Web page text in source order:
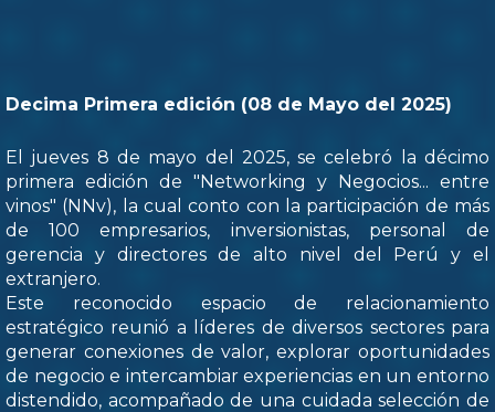
Decima Primera edición (08 de Mayo del 2025)
El jueves 8 de mayo del 2025, se celebró la décimo
primera edición de "Networking y Negocios... entre
vinos" (NNv), la cual conto con la participación de más
de 100 empresarios, inversionistas, personal de
gerencia y directores de alto nivel del Perú y el
extranjero.
Este reconocido espacio de relacionamiento
estratégico reunió a líderes de diversos sectores para
generar conexiones de valor, explorar oportunidades
de negocio e intercambiar experiencias en un entorno
distendido, acompañado de una cuidada selección de